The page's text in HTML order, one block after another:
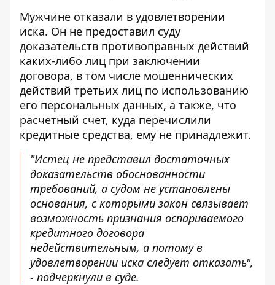
Мужчине отказали в удовлетворении
иска. Он не предоставил суду
доказательств противоправных действий
каких-либо лиц при заключении
договора, в том числе мошеннических
действий третьих лиц по использованию
его персональных данных, а также, что
расчетный счет, куда перечислили
кредитные средства, ему не принадлежит.
"Истец не представил достаточных
доказательств обоснованности
требований, а судом не установлены
основания, с которыми закон связывает
возможность признания оспариваемого
кредитного договора
недействительным, а потому в
удовлетворении иска следует отказать",
- подчеркнули в суде.